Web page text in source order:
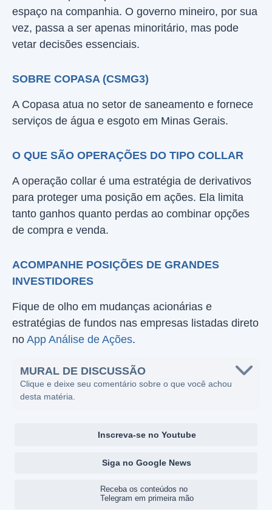
espaço na companhia. O governo mineiro, por sua
vez, passa a ser apenas minoritário, mas pode
vetar decisões essenciais.
SOBRE COPASA (CSMG3)
A Copasa atua no setor de saneamento e fornece
serviços de água e esgoto em Minas Gerais.
O QUE SÃO OPERAÇÕES DO TIPO COLLAR
A operação collar é uma estratégia de derivativos
para proteger uma posição em ações. Ela limita
tanto ganhos quanto perdas ao combinar opções
de compra e venda.
ACOMPANHE POSIÇÕES DE GRANDES
INVESTIDORES
Fique de olho em mudanças acionárias e
estratégias de fundos nas empresas listadas direto
no App Análise de Ações.
MURAL DE DISCUSSÃO
Clique e deixe seu comentário sobre o que você achou
desta matéria.
Inscreva-se no Youtube
Siga no Google News
Receba os conteúdos no
Telegram em primeira mão